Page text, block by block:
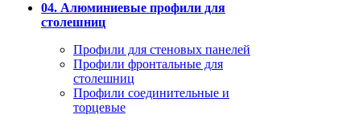
04. Алюминиевые профили для
столешниц
Профили для стеновых панелей
Профили фронтальные для
столешниц
Профили соединительные и
торцевые